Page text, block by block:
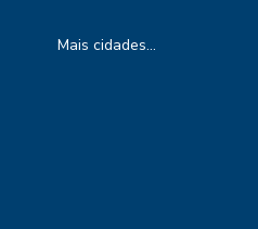
Mais cidades...